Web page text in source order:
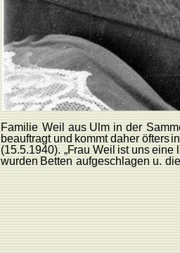
Familie Weil aus Ulm in der
beauftragt undkommt daheröfters
(15.5.1940). „Frau Weilist unseine
wurdenBetten aufgeschlagen u. die